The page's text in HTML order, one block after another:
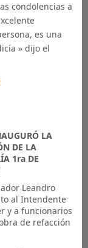
condolencias a
es una
» dijo el
LA
DE LA
1ra DE
Leandro
al Intendente
y a funcionarios
de refacción